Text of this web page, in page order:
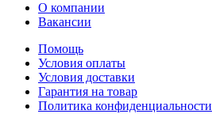
О компании
Вакансии
Помощь
Условия оплаты
Условия доставки
Гарантия на товар
Политика конфиденциальности